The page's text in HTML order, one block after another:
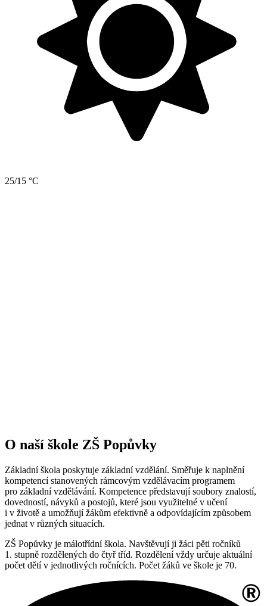
25/15 °C
O naší škole ZŠ Popůvky
Základní škola poskytuje základní vzdělání. Směřuje k naplnění
kompetencí stanovených rámcovým vzdělávacím programem
pro základní vzdělávání. Kompetence představují soubory znalostí,
dovedností, návyků a postojů, které jsou využitelné v učení
i v životě a umožňují žákům efektivně a odpovídajícím způsobem
jednat v různých situacích.
ZŠ Popůvky je málotřídní škola. Navštěvují ji žáci pěti ročníků
1. stupně rozdělených do čtyř tříd. Rozdělení vždy určuje aktuální
počet dětí v jednotlivých ročnících. Počet žáků ve škole je 70.